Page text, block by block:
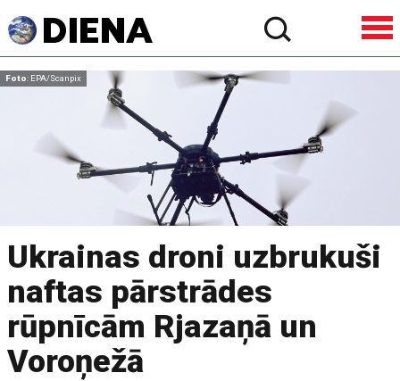
Foto: EPA/Scanpix
Ukrainas droni uzbrukuši
naftas pārstrādes
rūpnīcām Rjazaņā un
Voroņežā